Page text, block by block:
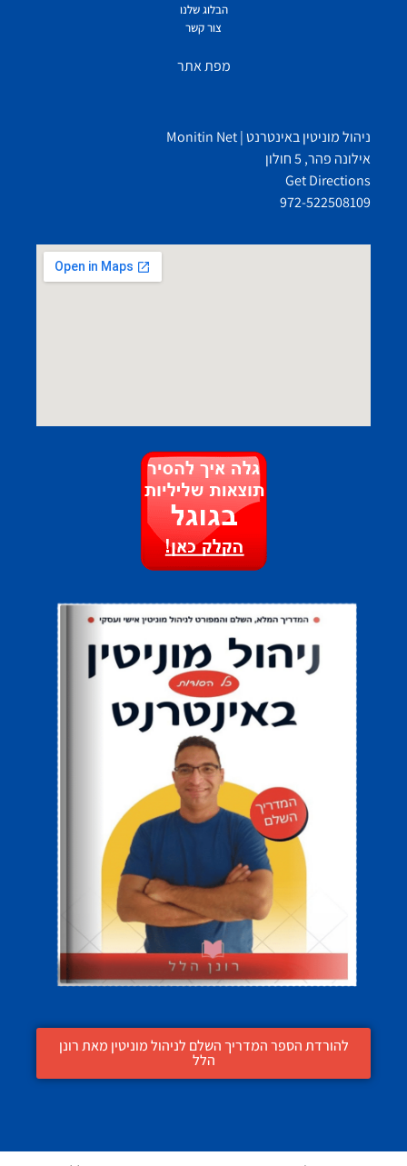
הבלוג שלנו
צור קשר
מפת אתר
ניהול מוניטין באינטרנט | Monitin Net
אילונה פהר, 5 חולון
Get Directions
972-522508109
להורדת הספר המדריך השלם לניהול מוניטין מאת רונן
הלל